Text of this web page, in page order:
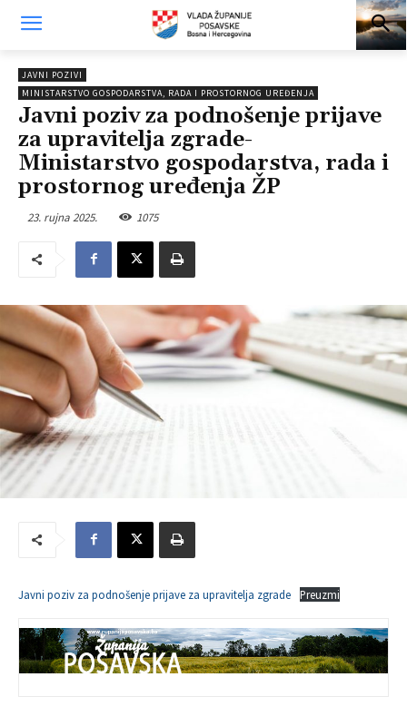
JAVNI POZIVI
MINISTARSTVO GOSPODARSTVA, RADA I PROSTORNOG UREĐENJA
Javni poziv za podnošenje prijave
za upravitelja zgrade-
Ministarstvo gospodarstva, rada i
prostornog uređenja ŽP
23. rujna 2025. 1075
Javni poziv za podnošenje prijave za upravitelja zgrade Preuzmi